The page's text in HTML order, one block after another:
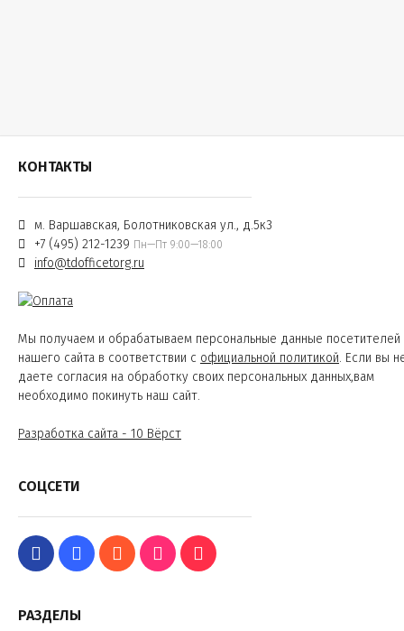
КОНТАКТЫ
м. Варшавская, Болотниковская ул., д.5к3
+7 (495) 212-1239 Пн—Пт 9:00—18:00
info@tdofficetorg.ru
Мы получаем и обрабатываем персональные данные посетителей
нашего сайта в соответствии с официальной политикой. Если вы
даете согласия на обработку своих персональных данных,вам
необходимо покинуть наш сайт.
Разработка сайта - 10 Вёрст
СОЦСЕТИ
РАЗДЕЛЫ